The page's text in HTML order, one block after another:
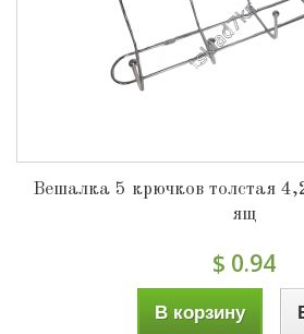
Вешалка 5 крючков толстая
ящ
$ 0.94
В корзину